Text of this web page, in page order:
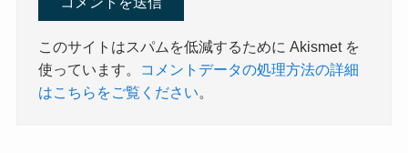
このサイトはスパムを低減するために Akismet を
使っています。
コメントデータの処理方法の詳細
はこちらをご覧ください。